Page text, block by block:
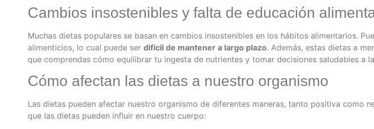
Cambios insostenibles y falta de educación
Muchas dietas populares se basan en cambios insostenibles en los hábitos alimentarios.
alimenticios, lo cual puede ser difícil de mantener a largo plazo. Además, estas dietas a
que comprendas cómo equilibrar tu ingesta de nutrientes y tomar decisiones saludables a
Cómo afectan las dietas a nuestro organismo
Las dietas pueden afectar nuestro organismo de diferentes maneras, tanto positiva como
que las dietas pueden influir en nuestro cuerpo: